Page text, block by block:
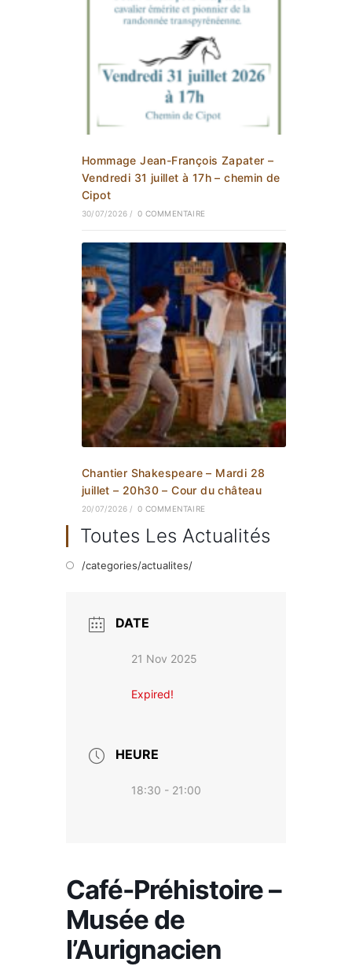
Hommage Jean-François Zapater –
Vendredi 31 juillet à 17h – chemin de
Cipot
30/07/2026 / 0 COMMENTAIRE
Chantier Shakespeare – Mardi 28
juillet – 20h30 – Cour du château
20/07/2026 / 0 COMMENTAIRE
Toutes Les Actualités
/categories/actualites/
DATE
21 Nov 2025
Expired!
HEURE
18:30 - 21:00
Café-Préhistoire –
Musée de
l’Aurignacien